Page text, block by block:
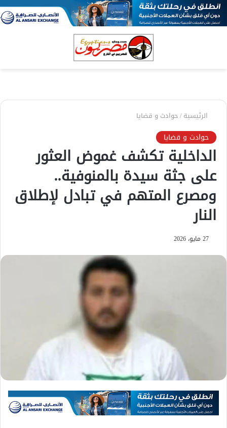
الرئيسية/حوادث و قضايا
حوادث و قضايا
الداخلية تكشف غموض العثور
على جثة سيدة بالمنوفية..
ومصرع المتهم في تبادل لإطلاق
النار
27 مايو، 2026